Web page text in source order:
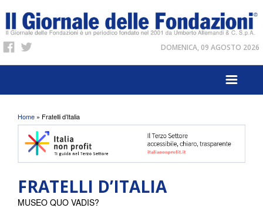
DOMENICA, 09 AGOSTO 2026
Tu sei qui
Home » Fratelli d’Italia
FRATELLI D’ITALIA
MUSEO QUO VADIS?